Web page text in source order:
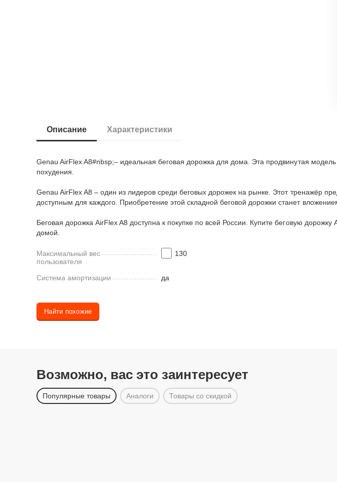
Описание Характеристики
Genau AirFlex A8#nbsp;– идеальная беговая дорожка для дома. Эта продвинутая
похудения.
Genau AirFlex A8 – один из лидеров среди беговых дорожек на рынке. Этот тренажёр
доступным для каждого. Приобретение этой складной беговой дорожки станет
Беговая дорожка AirFlex A8 доступна к покупке по всей России. Купите беговую
домой.
Максимальный вес
пользователя
130
Система амортизации да
Найти похожие
Возможно, вас это заинтересует
Популярные товары Аналоги Товары со скидкой